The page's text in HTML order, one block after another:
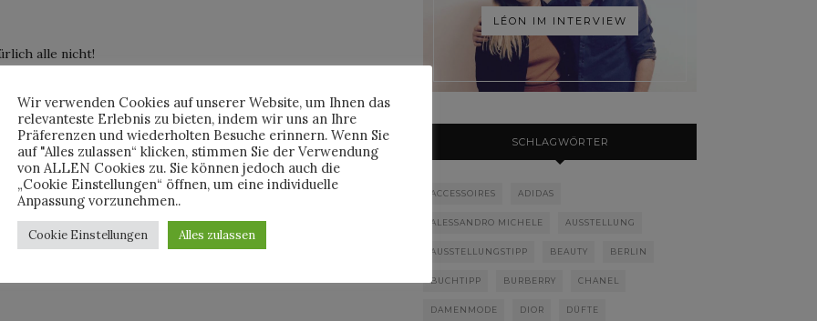
alle nicht!
HORSTSON
uns Jan am […]
LÉON IM INTERVIEW
SCHLAGWÖRTER
ACCESSOIRES ADIDAS
ALESSANDRO MICHELE AUSSTELLUNG
AUSSTELLUNGSTIPP BEAUTY BERLIN
BUCHTIPP BURBERRY CHANEL
DAMENMODE DIOR DÜFTE
Wir verwenden Cookies auf unserer Website, um Ihnen das
relevanteste Erlebnis zu bieten, indem wir uns an Ihre
Präferenzen und wiederholten Besuche erinnern. Wenn Sie
auf "Alles zulassen“ klicken, stimmen Sie der Verwendung
von ALLEN Cookies zu. Sie können jedoch auch die
„Cookie Einstellungen“ öffnen, um eine individuelle
Anpassung vorzunehmen..
Cookie Einstellungen Alles zulassen